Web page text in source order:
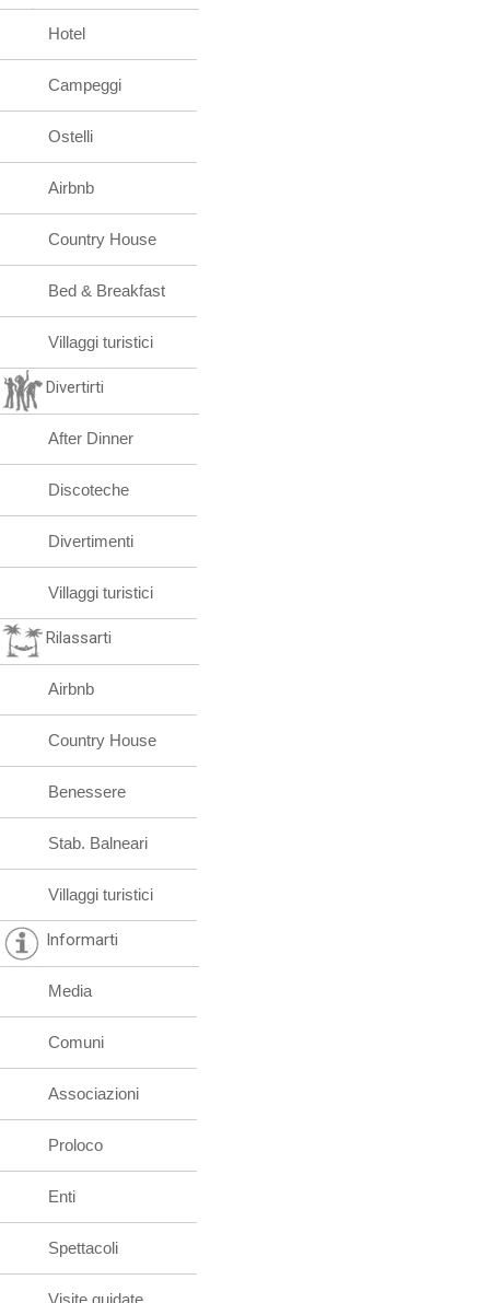
Hotel
Campeggi
Ostelli
Airbnb
Country House
Bed & Breakfast
Villaggi turistici
Divertirti
After Dinner
Discoteche
Divertimenti
Villaggi turistici
Rilassarti
Airbnb
Country House
Benessere
Stab. Balneari
Villaggi turistici
Informarti
Media
Comuni
Associazioni
Proloco
Enti
Spettacoli
Visite guidate